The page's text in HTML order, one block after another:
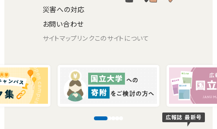
広報誌 最新号
災害への対応
お問い合わせ
サイトマップリンクこのサイトについて